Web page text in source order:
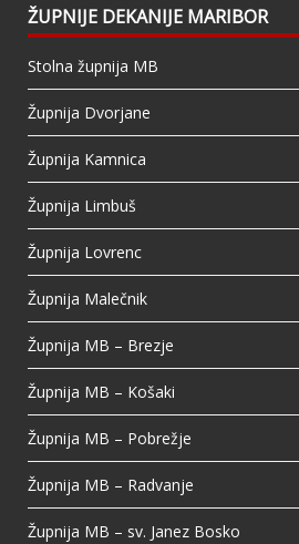
people, changed who can see it
deleted.
View on Facebook
ŽUPNIJE DEKANIJE MARIBOR
Stolna župnija MB
Župnija Dvorjane
Župnija Kamnica
Župnija Limbuš
Župnija Lovrenc
Župnija Malečnik
Župnija MB – Brezje
Župnija MB – Košaki
Župnija MB – Pobrežje
Župnija MB – Radvanje
Župnija MB – sv. Janez Bosko